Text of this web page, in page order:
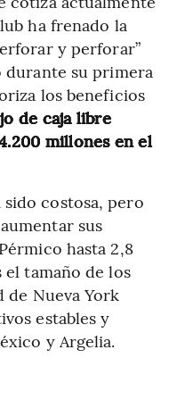
ha frenado la
y perforar”
durante su primera
los beneficios
de caja libre
millones en el
costosa, pero
sus
hasta 2,8
el tamaño de los
Nueva York
estables y
y Argelia.